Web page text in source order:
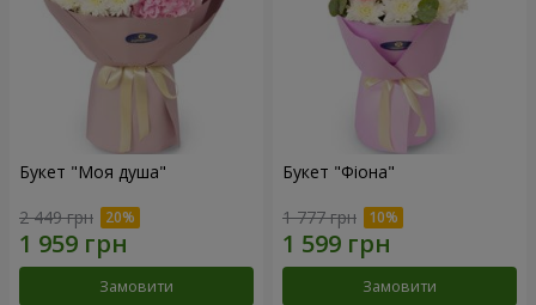
Букет "Моя душа"
2 449 грн
Замовити
Букет "Фіона"
1 777 грн
Замовити